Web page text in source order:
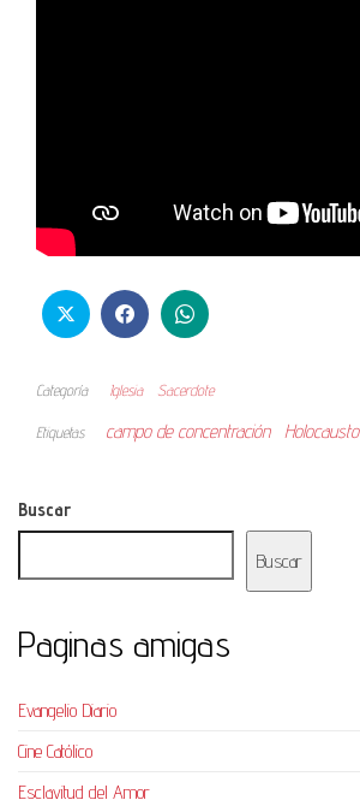
Categoría Iglesia Sacerdote
Etiquetas campo de concentración Holocausto
Buscar
Buscar
Paginas amigas
Evangelio Diario
Cine Católico
Esclavitud del Amor